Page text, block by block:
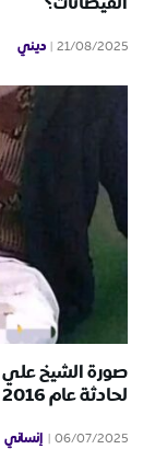
21/08/2025 ديني
صورة الشيخ
لحادثة عام 2016
06/07/2025 إنساني